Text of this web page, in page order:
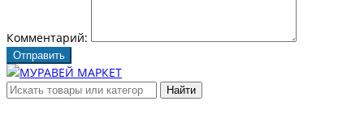
Комментарий:
Отправить
Найти